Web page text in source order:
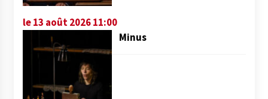
le 13 août 2026 11:00
Minus